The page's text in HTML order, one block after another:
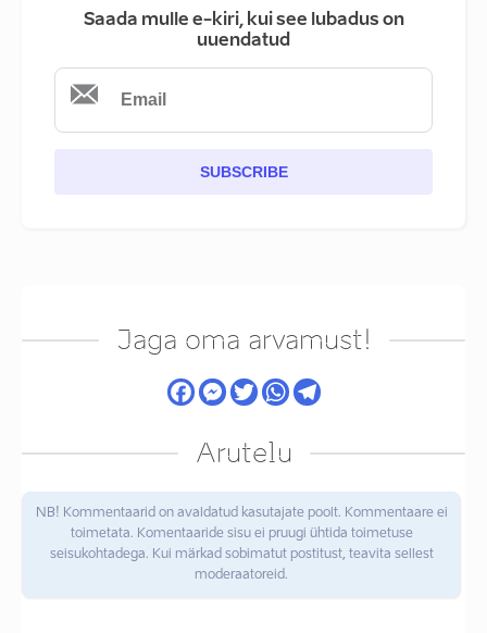
Saada mulle e-kiri, kui see lubadus on
uuendatud
SUBSCRIBE
Jaga oma arvamust!
Arutelu
NB! Kommentaarid on avaldatud kasutajate poolt. Kommentaare ei
toimetata. Komentaaride sisu ei pruugi ühtida toimetuse
seisukohtadega. Kui märkad sobimatut postitust, teavita sellest
moderaatoreid.